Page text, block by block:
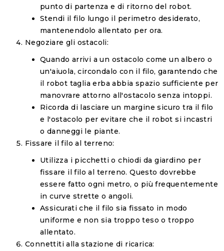
punto di partenza e di ritorno del robot.
Stendi il filo lungo il perimetro desiderato,
mantenendolo allentato per ora.
Negoziare gli ostacoli:
Quando arrivi a un ostacolo come un albero o
un'aiuola, circondalo con il filo, garantendo che
il robot taglia erba abbia spazio sufficiente per
manovrare attorno all'ostacolo senza intoppi.
Ricorda di lasciare un margine sicuro tra il filo
e l'ostacolo per evitare che il robot si incastri
o danneggi le piante.
Fissare il filo al terreno:
Utilizza i picchetti o chiodi da giardino per
fissare il filo al terreno. Questo dovrebbe
essere fatto ogni metro, o più frequentemente
in curve strette o angoli.
Assicurati che il filo sia fissato in modo
uniforme e non sia troppo teso o troppo
allentato.
Connettiti alla stazione di ricarica: